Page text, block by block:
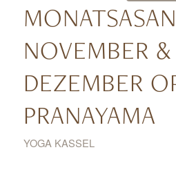
NOVEMBER &
DEZEMBER
PRANAYAMA
YOGA KASSEL